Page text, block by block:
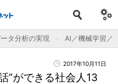
タ分析の実現 AI／機械学習／
2017年10月11日
”ができる社会人13